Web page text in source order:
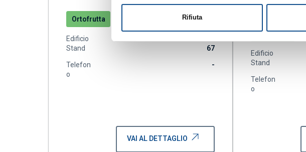
Rifiuta
Ortofrutta
Edificio
Stand
67
Telefon
o
-
VAI AL DETTAGLIO
ROSANNA
Ortofrutta
Edificio
Stand
Telefon
o